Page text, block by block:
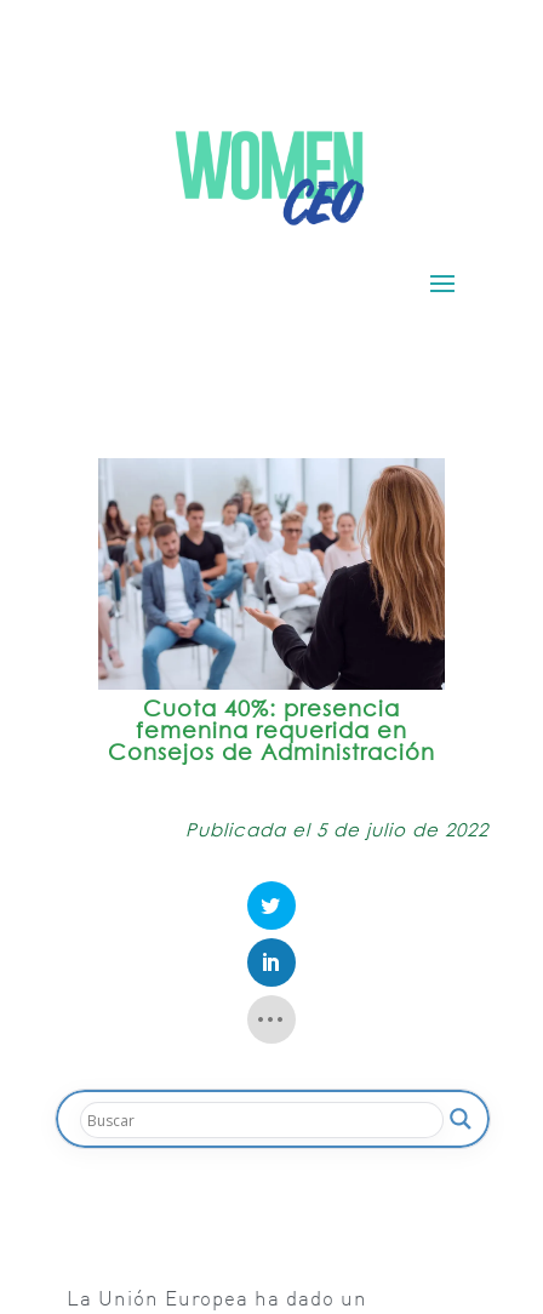
Cuota 40%: presencia
femenina requerida en
Consejos de Administración
Publicada el 5 de julio de 2022
La Unión Europea ha dado un